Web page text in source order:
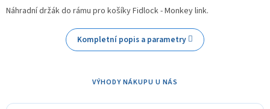
Náhradní držák do rámu pro košíky Fidlock - Monkey link.
Kompletní popis a parametry
VÝHODY NÁKUPU U NÁS